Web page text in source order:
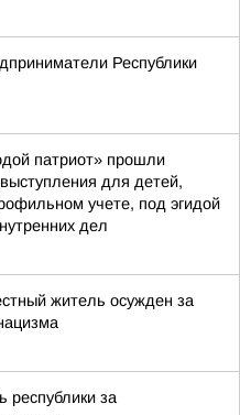
Республики
патриот» прошли
для детей,
учете, под эгидой
дел
житель осужден за
республики за